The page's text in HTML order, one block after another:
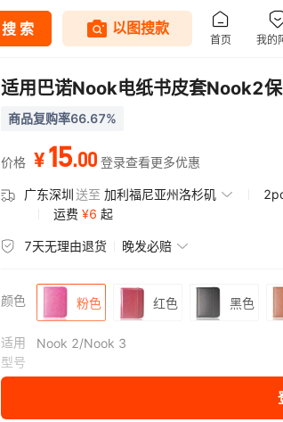
适用巴诺Nook电纸书皮套Nook2
商品复购率66.67%
价格 ¥15.00 登录查看更多优惠
广东深圳送至 加利福尼亚州洛杉矶
运费 ¥6 起
7天无理由退货 晚发必赔
颜色 粉色 红色 黑色
适用
型号
Nook 2/Nook 3